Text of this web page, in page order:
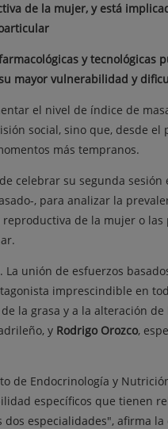
de la mujer, y está
y
mayor vulnerabilidad y
el nivel de índice de
social, sino que, desde
más tempranos.
celebrar su segunda
, para analizar la
de la mujer o
unión de esfuerzos
imprescindible en
la grasa y a la alteración
y Rodrigo Orozco,
de Endocrinología y
específicos que tienen
especialidades", afirma